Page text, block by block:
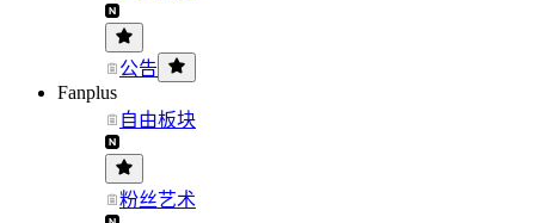
公告
Fanplus
自由板块
粉丝艺术